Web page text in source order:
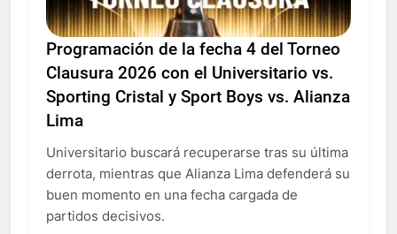
Programación de la fecha 4 del Torneo
Clausura 2026 con el Universitario vs.
Sporting Cristal y Sport Boys vs. Alianza
Lima
Universitario buscará recuperarse tras su última
derrota, mientras que Alianza Lima defenderá su
buen momento en una fecha cargada de
partidos decisivos.